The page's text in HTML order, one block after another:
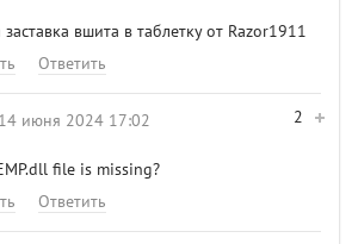
заставка вшита в таблетку от Razor1911
Ответить
2
14 июня 2024 17:02
file is missing?
Ответить